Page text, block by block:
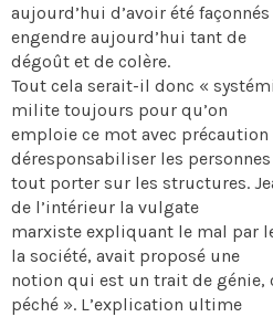
aujourd’hui d’avoir été
engendre aujourd’hui tant de
dégoût et de colère.
Tout cela serait-il donc «
milite toujours pour qu’on
emploie ce mot avec précaution
déresponsabiliser les
tout porter sur les structures.
de l’intérieur la vulgate
marxiste expliquant le mal par
la société, avait proposé une
notion qui est un trait de génie,
péché ». L’explication ultime